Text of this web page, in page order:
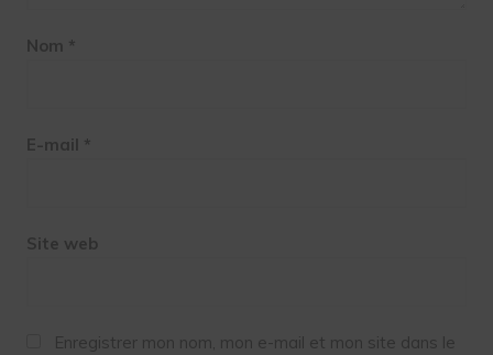
Nom *
E-mail *
Site web
Enregistrer mon nom, mon e-mail et mon site dans le